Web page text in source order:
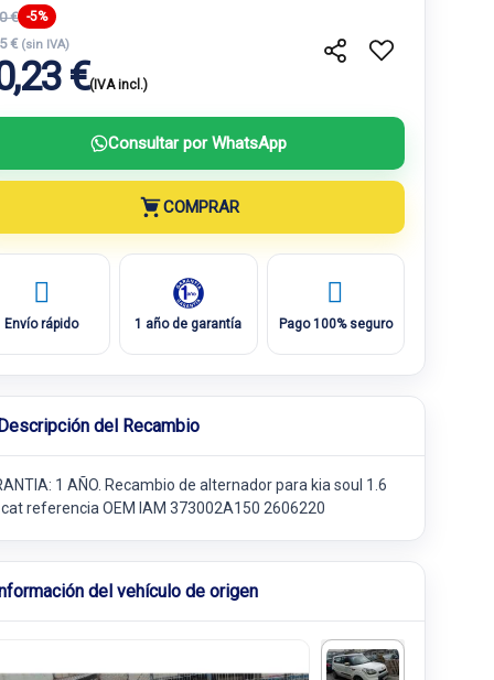
€ -5%
€ (sin IVA)
€(IVA incl.)
Consultar por WhatsApp
COMPRAR
Envío rápido 1 año de garantía Pago 100% seguro
del Recambio
1 AÑO. Recambio de alternador para kia soul 1.6
referencia OEM IAM 373002A150 2606220
del vehículo de origen